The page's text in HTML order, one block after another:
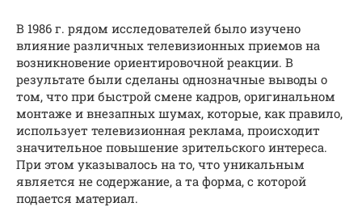
В 1986 г. рядом исследователей было изучено
влияние различных телевизионных приемов на
возникновение ориентировочной реакции. В
результате были сделаны однозначные выводы о
том, что при быстрой смене кадров, оригинальном
монтаже и внезапных шумах, которые, как правило,
использует телевизионная реклама, происходит
значительное повышение зрительского интереса.
При этом указывалось на то, что уникальным
является не содержание, а та форма, с которой
подается материал.